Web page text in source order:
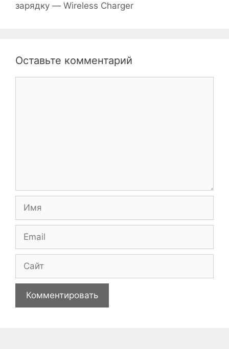
зарядку — Wireless Charger
Оставьте комментарий
Имя
Email
Сайт